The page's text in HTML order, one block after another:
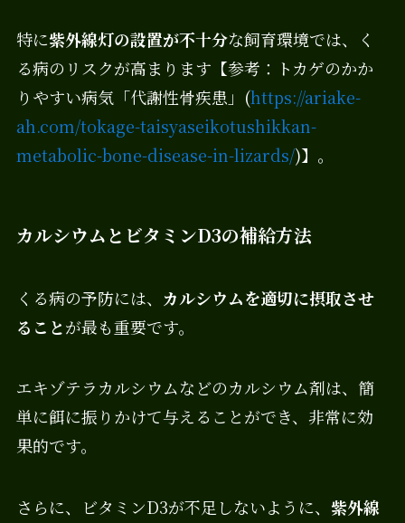
特に紫外線灯の設置が不十分な飼育環境では、く
る病のリスクが高まります【参考：トカゲのかか
りやすい病気「代謝性骨疾患」(https://ariake-
ah.com/tokage-taisyaseikotushikkan-
metabolic-bone-disease-in-lizards/)】。
カルシウムとビタミンD3の補給方法
くる病の予防には、 カルシウムを適切に摂取させ
ることが最も重要です。
エキゾテラカルシウムなどのカルシウム剤は、簡
単に餌に振りかけて与えることができ、非常に効
果的です。
さらに、ビタミンD3が不足しないように、 紫外線